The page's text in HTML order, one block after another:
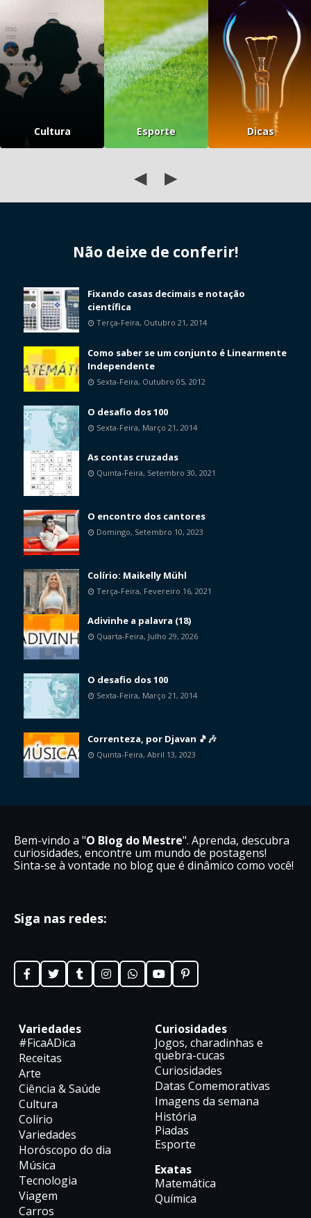
Cultura Esporte Dicas
◀ ▶
Não deixe de conferir!
Fixando casas decimais e notação
científica
Terça-Feira, Outubro 21, 2014
Como saber se um conjunto é Linearmente
Independente
Sexta-Feira, Outubro 05, 2012
O desafio dos 100
Sexta-Feira, Março 21, 2014
As contas cruzadas
Quinta-Feira, Setembro 30, 2021
O encontro dos cantores
Domingo, Setembro 10, 2023
Colírio: Maikelly Mühl
Terça-Feira, Fevereiro 16, 2021
Adivinhe a palavra (18)
Quarta-Feira, Julho 29, 2026
O desafio dos 100
Sexta-Feira, Março 21, 2014
Correnteza, por Djavan 🎵🎶
Quinta-Feira, Abril 13, 2023
Bem-vindo a "O Blog do Mestre". Aprenda, descubra
curiosidades, encontre um mundo de postagens!
Sinta-se à vontade no blog que é dinâmico como você!
Siga nas redes:
Variedades
#FicaADica
Receitas
Arte
Ciência & Saúde
Cultura
Colírio
Variedades
Horóscopo do dia
Música
Tecnologia
Viagem
Carros
Curiosidades
Jogos, charadinhas e
quebra-cucas
Curiosidades
Datas Comemorativas
Imagens da semana
História
Piadas
Esporte
Exatas
Matemática
Química